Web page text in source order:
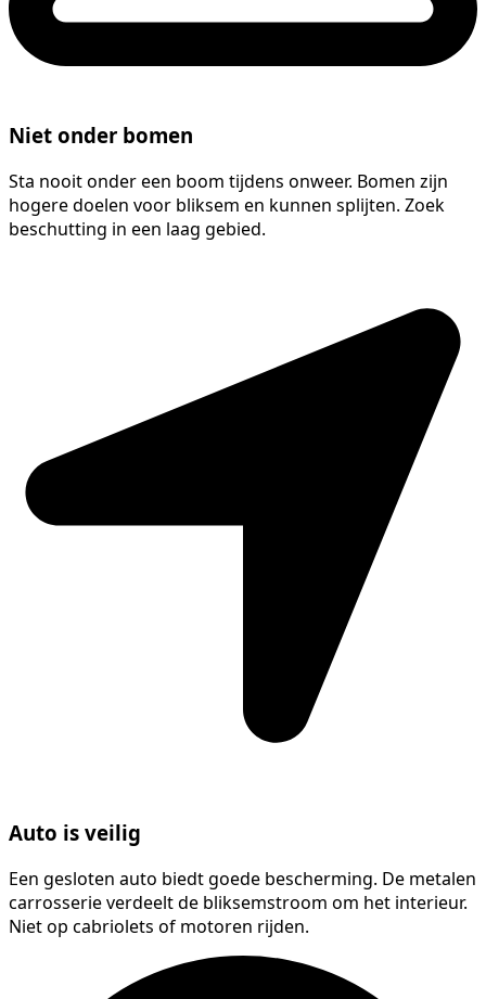
Niet onder bomen
Sta nooit onder een boom tijdens onweer. Bomen zijn
hogere doelen voor bliksem en kunnen splijten. Zoek
beschutting in een laag gebied.
Auto is veilig
Een gesloten auto biedt goede bescherming. De metalen
carrosserie verdeelt de bliksemstroom om het interieur.
Niet op cabriolets of motoren rijden.